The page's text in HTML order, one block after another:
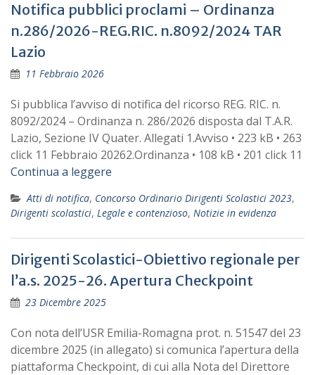
Notifica pubblici proclami – Ordinanza
n.286/2026-REG.RIC. n.8092/2024 TAR
Lazio
11 Febbraio 2026
Si pubblica l’avviso di notifica del ricorso REG. RIC. n.
8092/2024 – Ordinanza n. 286/2026 disposta dal T.A.R.
Lazio, Sezione IV Quater. Allegati 1.Avviso • 223 kB • 263
click 11 Febbraio 20262.Ordinanza • 108 kB • 201 click 11
Continua a leggere
Atti di notifica, Concorso Ordinario Dirigenti Scolastici 2023,
Dirigenti scolastici, Legale e contenzioso, Notizie in evidenza
Dirigenti Scolastici-Obiettivo regionale per
l’a.s. 2025-26. Apertura Checkpoint
23 Dicembre 2025
Con nota dell’USR Emilia-Romagna prot. n. 51547 del 23
dicembre 2025 (in allegato) si comunica l’apertura della
piattaforma Checkpoint, di cui alla Nota del Direttore